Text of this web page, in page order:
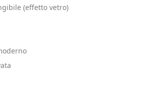
(effetto vetro)